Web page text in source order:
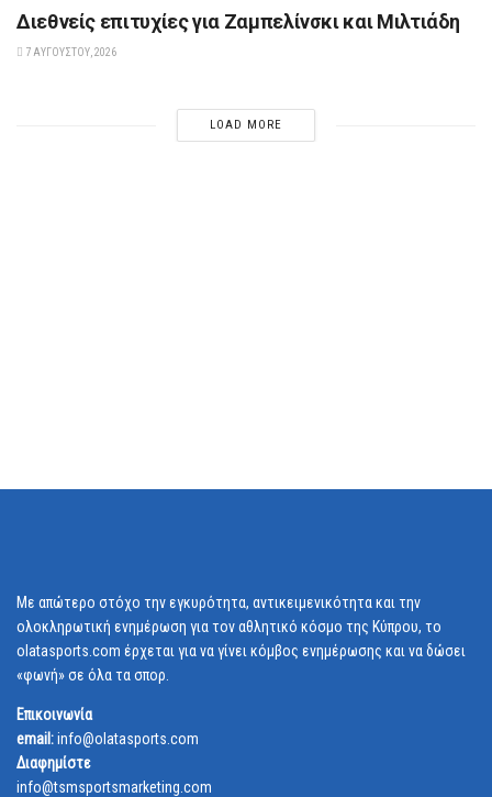
Διεθνείς επιτυχίες για Ζαμπελίνσκι και Μιλτιάδη
7 ΑΥΓΟΎΣΤΟΥ, 2026
LOAD MORE
Με απώτερο στόχο την εγκυρότητα, αντικειμενικότητα και την
ολοκληρωτική ενημέρωση για τον αθλητικό κόσμο της Κύπρου, το
olatasports.com έρχεται για να γίνει κόμβος ενημέρωσης και να δώσει
«φωνή» σε όλα τα σπορ.
Επικοινωνία
email:info@olatasports.com
Διαφημίστε
info@tsmsportsmarketing.com